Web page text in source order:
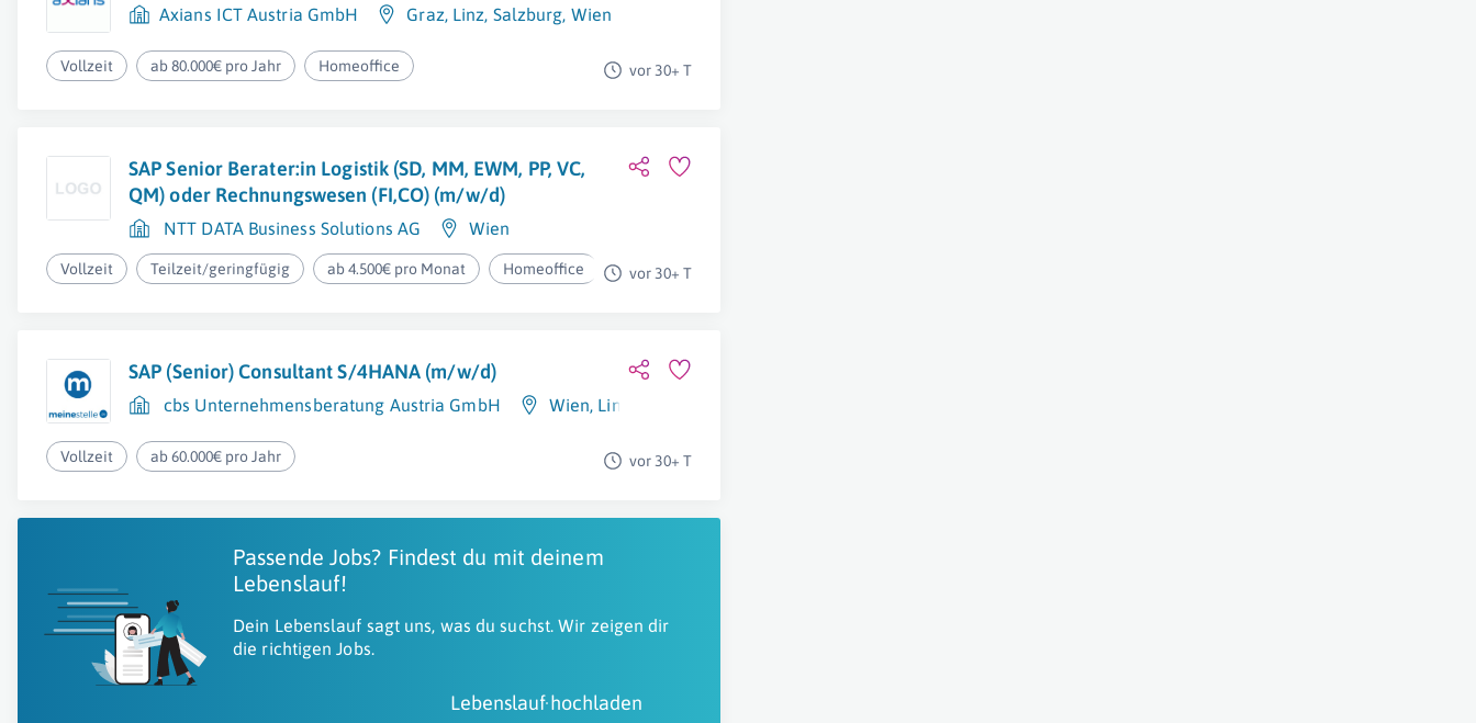
Axians ICT Austria GmbH Graz, Linz, Salzburg, Wien
Vollzeit ab 80.000€ pro Jahr Homeoffice vor 30+ T
SAP Senior Berater:in Logistik (SD, MM, EWM, PP, VC,
QM) oder Rechnungswesen (FI,CO) (m/w/d)
NTT DATA Business Solutions AG Wien
Vollzeit Teilzeit/geringfügig ab 4.500€ pro Monat Homeoffice vor 30+ T
SAP (Senior) Consultant S/4HANA (m/w/d)
cbs Unternehmensberatung Austria GmbH Wien, Linz
Vollzeit ab 60.000€ pro Jahr vor 30+ T
Passende Jobs? Findest du mit deinem
Lebenslauf!
Dein Lebenslauf sagt uns, was du suchst. Wir zeigen dir
die richtigen Jobs.
Lebenslauf hochladen